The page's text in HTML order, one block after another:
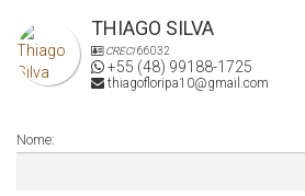
THIAGO SILVA
CRECI66032
+55 (48) 99188-1725
thiagofloripa10@gmail.com
Nome: